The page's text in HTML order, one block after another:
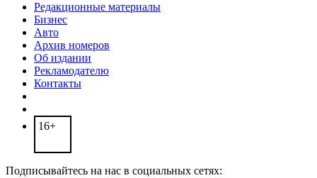
Редакционные материалы
Бизнес
Авто
Архив номеров
Об издании
Рекламодателю
Контакты
16+
Подписывайтесь на нас в социальных сетях: